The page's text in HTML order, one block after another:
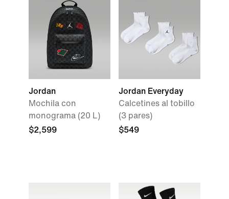
Jordan
Mochila con
monograma (20 L)
$2,599
Jordan Everyday
Calcetines al tobillo
(3 pares)
$549